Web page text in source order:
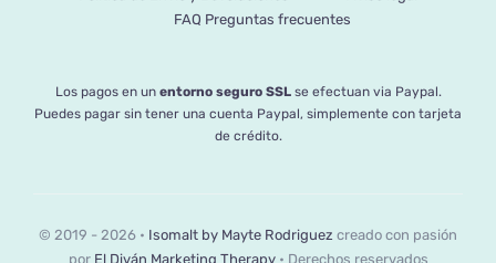
FAQ Preguntas frecuentes
Los pagos en un entorno seguro SSLse efectuan via Paypal.
Puedes pagar sin tener una cuenta Paypal, simplemente con tarjeta
de crédito.
© 2019 - 2026 • Isomalt by Mayte Rodriguez creado con pasión
por El Diván Marketing Therapy• Derechos reservados